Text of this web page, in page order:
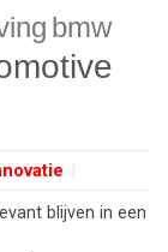
bmw
blijven in een